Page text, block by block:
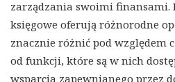
zarządzania swoimi finansami.
księgowe oferują różnorodne
znacznie różnić pod względem
od funkcji, które są w nich
wsparcia zapewnianego przez